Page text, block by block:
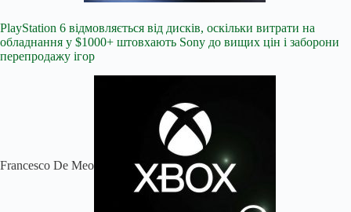
PlayStation 6 відмовляється від дисків, оскільки витрати на
обладнання у $1000+ штовхають Sony до вищих цін і заборони
перепродажу ігор
Francesco De Meo